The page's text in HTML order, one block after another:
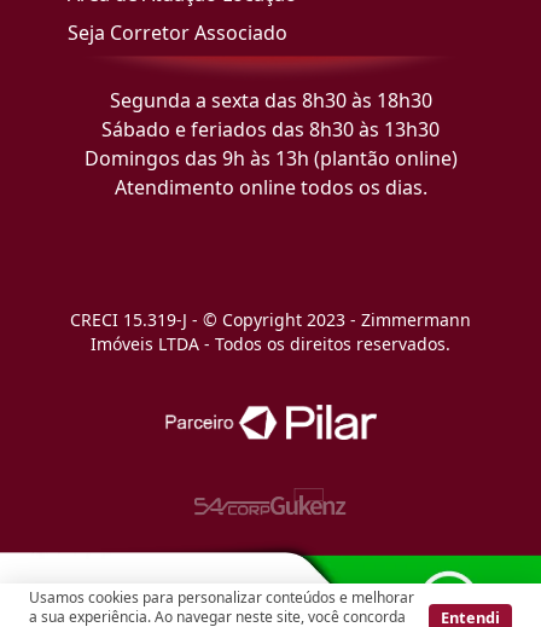
Usamos cookies para personalizar conteúdos e melhorar
a sua experiência. Ao navegar neste site, você concorda
Entendi
Seja Corretor Associado
Segunda a sexta das 8h30 às 18h30
Sábado e feriados das 8h30 às 13h30
Domingos das 9h às 13h (plantão online)
Atendimento online todos os dias.
CRECI 15.319-J - © Copyright 2023 - Zimmermann
Imóveis LTDA - Todos os direitos reservados.